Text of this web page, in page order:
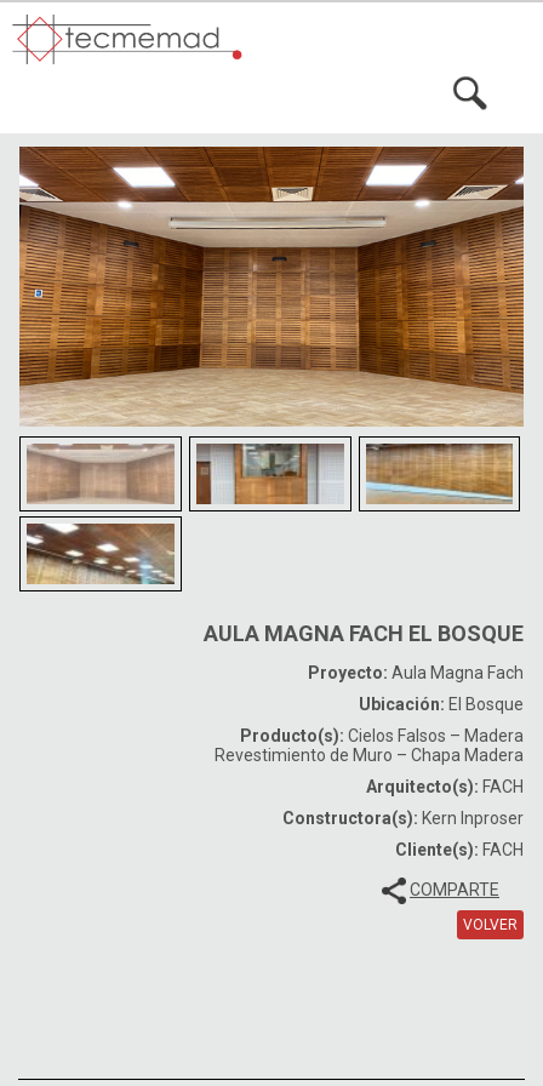
AULA MAGNA FACH EL BOSQUE
Proyecto: Aula Magna Fach
Ubicación: El Bosque
Producto(s): Cielos Falsos – Madera
Revestimiento de Muro – Chapa Madera
Arquitecto(s): FACH
Constructora(s): Kern Inproser
Cliente(s): FACH
COMPARTE
VOLVER